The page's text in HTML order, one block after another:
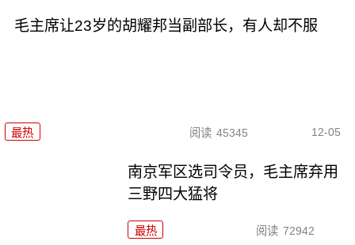
毛主席让23岁的胡耀邦当副部长，有人却不服
最热 阅读 45345 12-05
南京军区选司令员，毛主席弃用
三野四大猛将
最热 阅读 72942